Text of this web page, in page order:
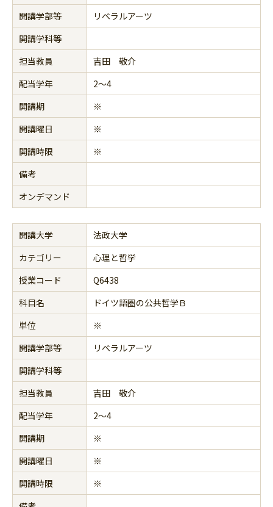
開講学部等
リベラルアーツ
開講学科等
担当教員
吉田 敬介
配当学年
2～4
開講期
※
開講曜日
※
開講時限
※
備考
オンデマンド
開講大学
法政大学
カテゴリー
心理と哲学
授業コード
Q6438
科目名
ドイツ語圏の公共哲学Ｂ
単位
※
開講学部等
リベラルアーツ
開講学科等
担当教員
吉田 敬介
配当学年
2～4
開講期
※
開講曜日
※
開講時限
※